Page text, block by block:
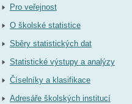
Pro veřejnost
O školské statistice
Sběry statistických dat
Statistické výstupy a analýzy
Číselníky a klasifikace
Adresáře školských institucí